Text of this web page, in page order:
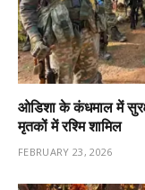
ओडिशा के कंधमाल में
मृतकों में रश्मि शामिल
FEBRUARY 23, 2026